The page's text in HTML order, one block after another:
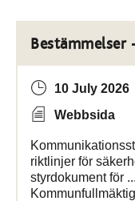
Bestämmelser
10 July 2026
Webbsida
riktlinjer för
styrdokument för